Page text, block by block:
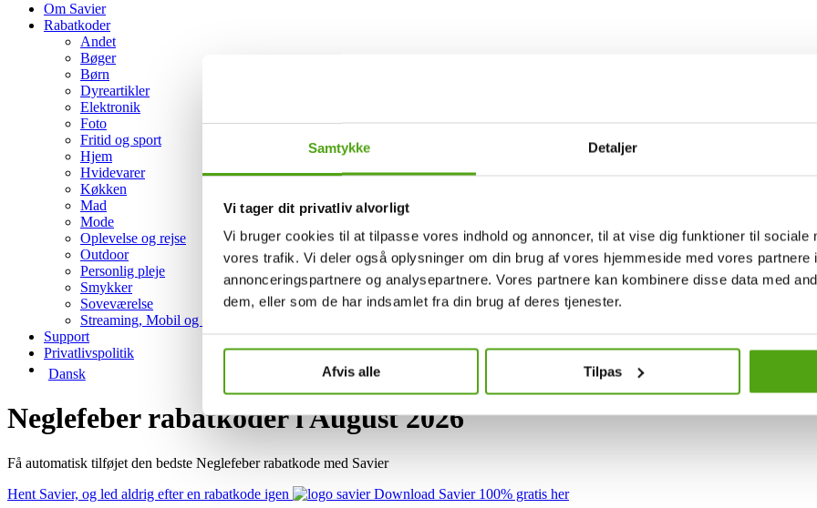
Samtykke Detaljer
Vi tager dit privatliv alvorligt
Vi bruger cookies til at tilpasse vores indhold og annoncer, til at vise dig funktioner til sociale
vores trafik. Vi deler også oplysninger om din brug af vores hjemmeside med vores partnere
annonceringspartnere og analysepartnere. Vores partnere kan kombinere disse data med
dem, eller som de har indsamlet fra din brug af deres tjenester.
Afvis alle Tilpas
Om Savier
Rabatkoder
Andet
Bøger
Børn
Dyreartikler
Elektronik
Foto
Fritid og sport
Hjem
Hvidevarer
Køkken
Mad
Mode
Oplevelse og rejse
Outdoor
Personlig pleje
Smykker
Soveværelse
Streaming, Mobil og Hosting
Support
Privatlivspolitik
Dansk
Neglefeber rabatkoder i August 2026
Få automatisk tilføjet den bedste Neglefeber rabatkode med Savier
Hent Savier, og led aldrig efter en rabatkode igen
Download Savier 100% gratis her